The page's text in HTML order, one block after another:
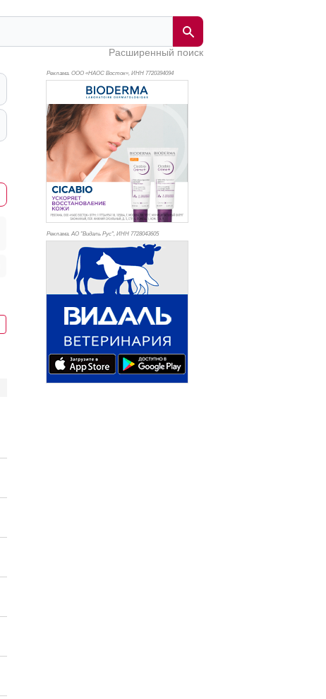
Расширенный поиск
Реклама. ООО «НАОС Восток», ИНН 7720394094
Реклама. АО "Видаль Рус", ИНН 7728043605